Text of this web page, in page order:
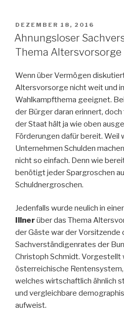
VERÖFFENTLICHT
AM
DEZEMBER 18, 2016
Ahnungsloser
Thema Altersvorsorge
Wenn über Vermögen
Altersvorsorge nicht weit und
Wahlkampfthema geeignet.
der Bürger daran erinnert,
der Staat hält ja wie oben
Förderungen dafür bereit. Weil
Unternehmen Schulden
nicht so einfach. Denn wie
benötigt jeder Spargroschen
Schuldnergroschen.
Jedenfalls wurde neulich in einer
Illnerüber das Thema
der Gäste war der Vorsitzende
Sachverständigenrates der
Christoph Schmidt. Vorgestellt
österreichische Rentensystem,
welches wirtschaftlich ähnlich
und vergleichbare
aufweist.